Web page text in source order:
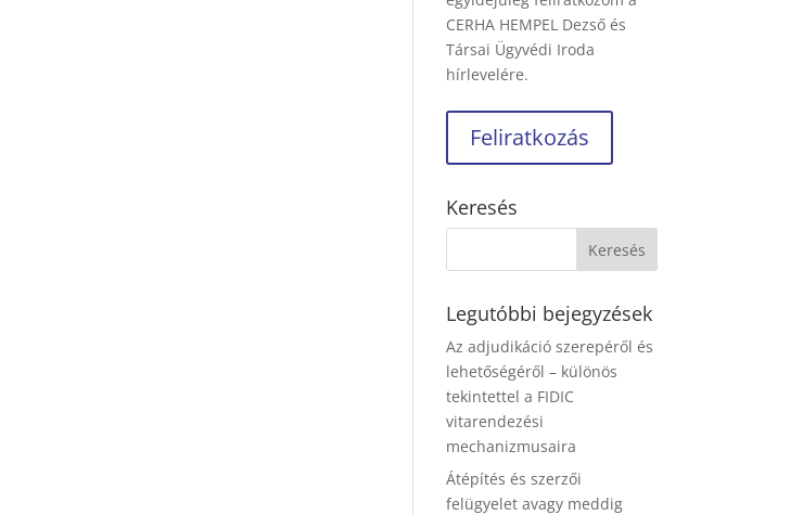
CERHA HEMPEL Dezső és
Társai Ügyvédi Iroda
hírlevelére.
Keresés
Legutóbbi bejegyzések
Az adjudikáció szerepéről és
lehetőségéről – különös
tekintettel a FIDIC
vitarendezési
mechanizmusaira
Átépítés és szerzői
felügyelet avagy meddig